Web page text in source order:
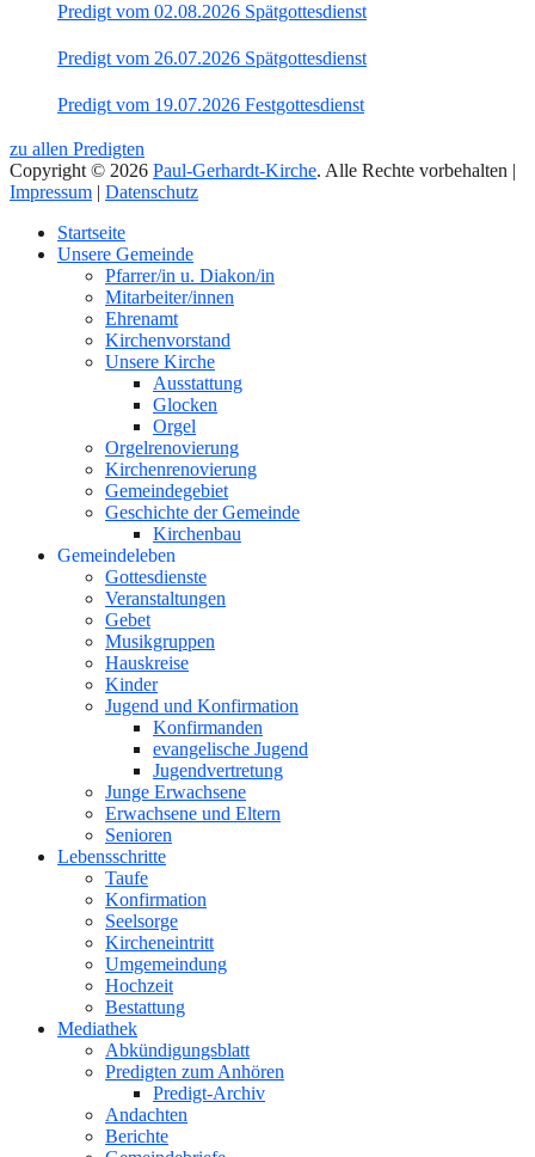
Predigt vom 02.08.2026 Spätgottesdienst
Predigt vom 26.07.2026 Spätgottesdienst
Predigt vom 19.07.2026 Festgottesdienst
zu allen Predigten
Copyright © 2026 Paul-Gerhardt-Kirche. Alle Rechte vorbehalten |
Impressum | Datenschutz
oben
Startseite
Unsere Gemeinde
Pfarrer/in u. Diakon/in
Mitarbeiter/innen
Ehrenamt
Kirchenvorstand
Unsere Kirche
Ausstattung
Glocken
Orgel
Orgelrenovierung
Kirchenrenovierung
Gemeindegebiet
Geschichte der Gemeinde
Kirchenbau
Gemeindeleben
Gottesdienste
Veranstaltungen
Gebet
Musikgruppen
Hauskreise
Kinder
Jugend und Konfirmation
Konfirmanden
evangelische Jugend
Jugendvertretung
Junge Erwachsene
Erwachsene und Eltern
Senioren
Lebensschritte
Taufe
Konfirmation
Seelsorge
Kircheneintritt
Umgemeindung
Hochzeit
Bestattung
Mediathek
Abkündigungsblatt
Predigten zum Anhören
Predigt-Archiv
Andachten
Berichte